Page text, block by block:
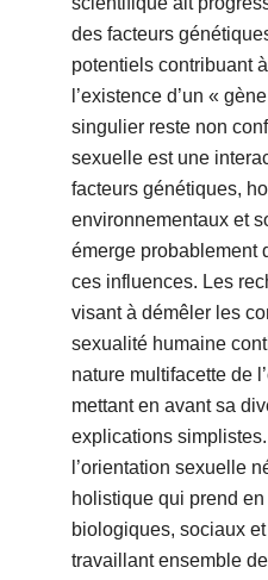
des facteurs
potentiels contribuant
l’existence d’un «
singulier reste non
sexuelle est une
facteurs génétiques,
environnementaux et
émerge probablement
ces influences. Les
visant à démêler les
sexualité humaine
nature multifacette de
mettant en avant sa
explications
l’orientation sexuelle
holistique qui prend
biologiques, sociaux
travaillant ensemble